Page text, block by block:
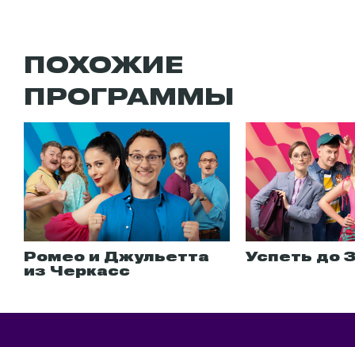
ПОХОЖИЕ
ПРОГРАММЫ
Ромео и Джульетта
из Черкасс
Успеть до